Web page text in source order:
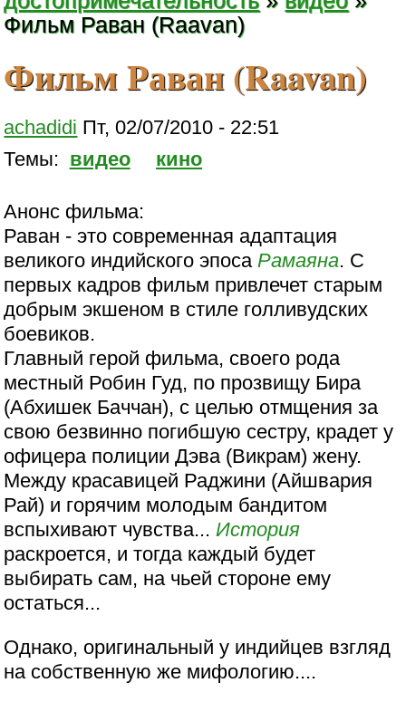
Фильм Раван (Raavan)
Фильм Раван (Raavan)
achadidi Пт, 02/07/2010 - 22:51
Темы: видео кино
Анонс фильма:
Раван - это современная адаптация
великого индийского эпоса Рамаяна. С
первых кадров фильм привлечет старым
добрым экшеном в стиле голливудских
боевиков.
Главный герой фильма, своего рода
местный Робин Гуд, по прозвищу Бира
(Абхишек Баччан), с целью отмщения за
свою безвинно погибшую сестру, крадет у
офицера полиции Дэва (Викрам) жену.
Между красавицей Раджини (Айшвария
Рай) и горячим молодым бандитом
вспыхивают чувства... История
раскроется, и тогда каждый будет
выбирать сам, на чьей стороне ему
остаться...
Однако, оригинальный у индийцев взгляд
на собственную же мифологию....